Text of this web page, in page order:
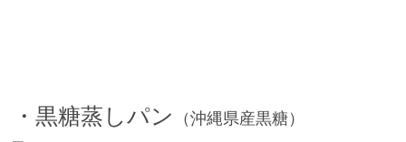
・黒糖蒸しパン （沖縄県産黒糖）